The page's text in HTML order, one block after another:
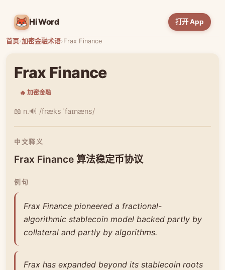
HiWord 打开 App
首页›加密金融术语›Frax Finance
Frax Finance
🔥 加密金融
📖 n.🔊 /fræks ˈfaɪnæns/
中文释义
Frax Finance 算法稳定币协议
例句
Frax Finance pioneered a fractional-
algorithmic stablecoin model backed partly by
collateral and partly by algorithms.
Frax has expanded beyond its stablecoin roots